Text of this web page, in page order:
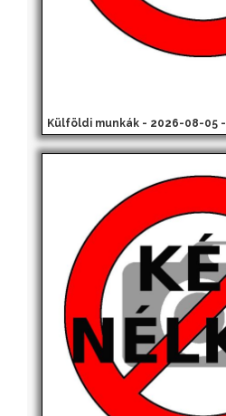
Külföldi munkák - 2026-08-05 -